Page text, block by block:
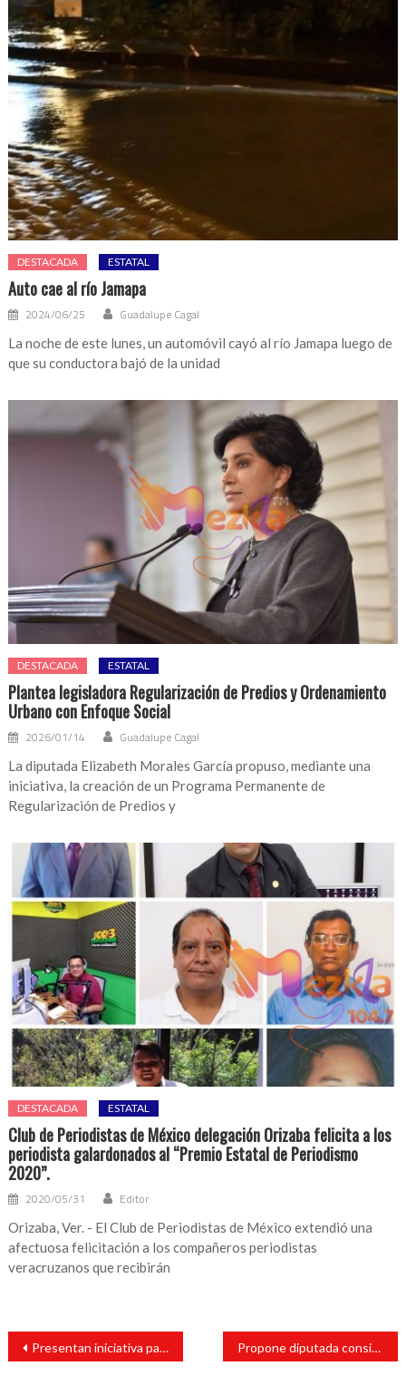
DESTACADA ESTATAL
Auto cae al río Jamapa
2024/06/25 Guadalupe Cagal
La noche de este lunes, un automóvil cayó al río Jamapa luego de
que su conductora bajó de la unidad
DESTACADA ESTATAL
Plantea legisladora Regularización de Predios y Ordenamiento
Urbano con Enfoque Social
2026/01/14 Guadalupe Cagal
La diputada Elizabeth Morales García propuso, mediante una
iniciativa, la creación de un Programa Permanente de
Regularización de Predios y
DESTACADA ESTATAL
Club de Periodistas de México delegación Orizaba felicita a los
periodista galardonados al “Premio Estatal de Periodismo
2020”.
2020/05/31 Editor
Orizaba, Ver. - El Club de Periodistas de México extendió una
afectuosa felicitación a los compañeros periodistas
veracruzanos que recibirán
Navegación
entradas
Presentan iniciativa para participación ciudadana en legislación municipal Propone diputada considerar programas de reforestación en escuelas